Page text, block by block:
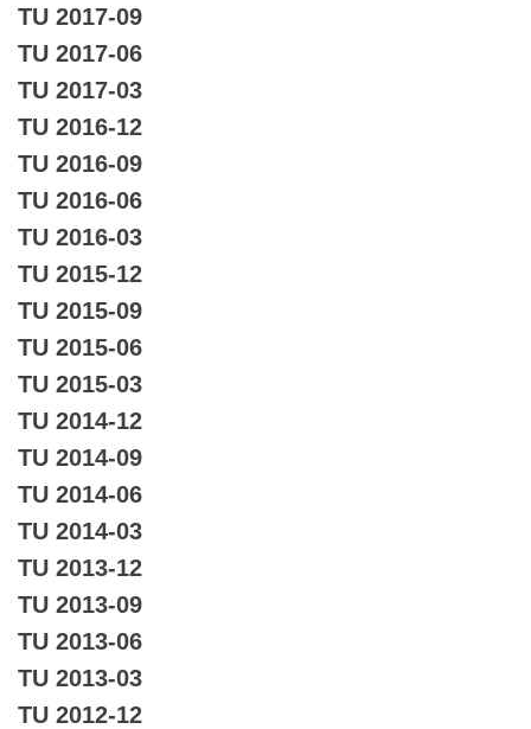
TU 2017-09
TU 2017-06
TU 2017-03
TU 2016-12
TU 2016-09
TU 2016-06
TU 2016-03
TU 2015-12
TU 2015-09
TU 2015-06
TU 2015-03
TU 2014-12
TU 2014-09
TU 2014-06
TU 2014-03
TU 2013-12
TU 2013-09
TU 2013-06
TU 2013-03
TU 2012-12